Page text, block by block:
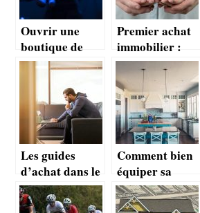
Ouvrir une
boutique de
jeu, une affaire
fonctionner
Premier achat
immobilier :
acheter du neuf
ou de l’ancien ?
Les guides
d’achat dans le
e-commerce,
une révolution
Comment bien
équiper sa
cuisine ?